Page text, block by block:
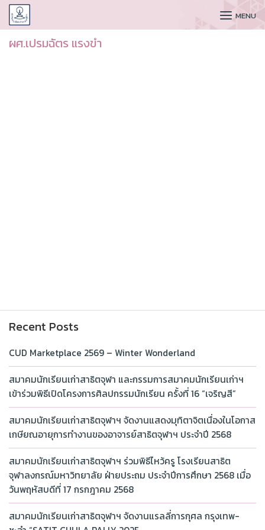
CUDAA MENU
ผศ.เปรมฉัตร แรงขำ
Recent Posts
CUD Marketplace 2569 – Winter Wonderland
สมาคมนักเรียนเก่าสาธิตจุฬา และกรรมการสมาคมนักเรียนเก่าฯ
เข้าร่วมพิธีเปิดโครงการศิลปกรรมนักเรียน ครั้งที่ 16 “เจริญสี”
สมาคมนักเรียนเก่าสาธิตจุฬาฯ จัดงานแสดงมุทิตาจิตเนื่องในโอกาส
เกษียณอายุการทำงานของอาจารย์สาธิตจุฬาฯ ประจำปี 2568
สมาคมนักเรียนเก่าสาธิตจุฬาฯ ร่วมพิธีไหว้ครู โรงเรียนสาธิต
จุฬาลงกรณ์มหาวิทยาลัย ฝ่ายประถม ประจำปีการศึกษา 2568 เมื่อ
วันพฤหัสบดีที่ 17 กรกฎาคม 2568
สมาคมนักเรียนเก่าสาธิตจุฬาฯ จัดงานแรลลี่การกุศล กรุงเทพ-